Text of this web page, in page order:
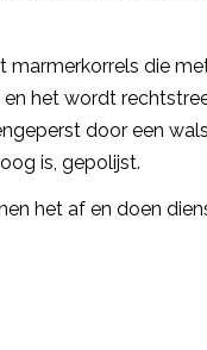
marmerkorrels die
het wordt
door een
is, gepolijst.
het af en doen